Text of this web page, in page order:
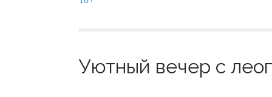
Уютный вечер с